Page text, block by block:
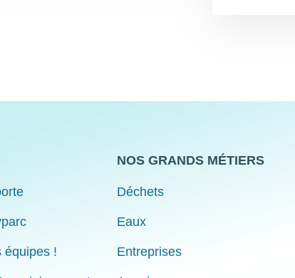
équipes !
NOS GRANDS MÉTIERS
Déchets
Eaux
Entreprises